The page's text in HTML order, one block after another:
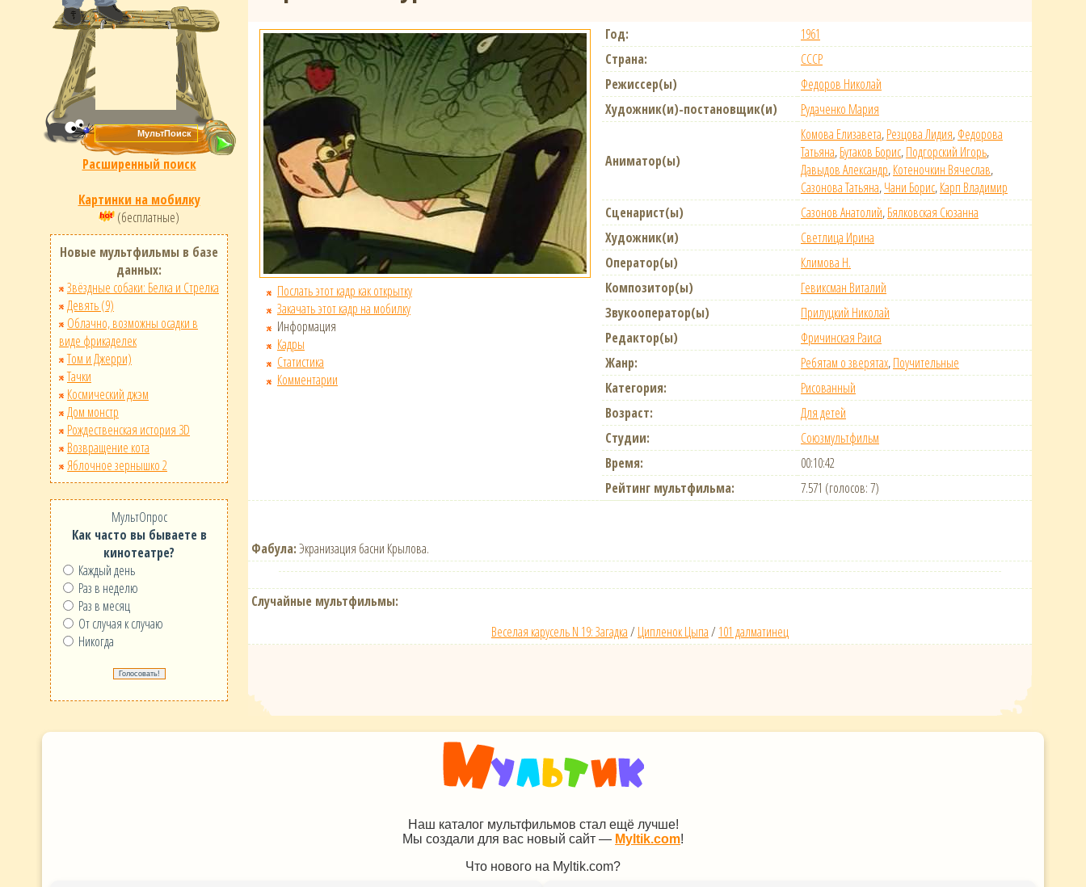
Расширенный поиск
Картинки на мобилку
(бесплатные)
Новые мультфильмы в базе
данных:
Звёздные собаки: Белка и Стрелка
Девять (9)
Облачно, возможны осадки в
виде фрикаделек
Том и Джерри)
Тачки
Космический джэм
Дом монстр
Рождественская история 3D
Возвращение кота
Яблочное зернышко 2
МультОпрос
Как часто вы бываете в
кинотеатре?
Каждый день
Раз в неделю
Раз в месяц
От случая к случаю
Никогда
Послать этот кадр как открытку
Закачать этот кадр на мобилку
Информация
Кадры
Статистика
Комментарии
Год:
1961
Страна:
СССР
Режиссер(ы)
Федоров Николай
Художник(и)-постановщик(и)
Рудаченко Мария
Аниматор(ы)
Комова Елизавета,Резцова Лидия,Федорова
Татьяна,Бутаков Борис,Подгорский Игорь,
Давыдов Александр,Котеночкин Вячеслав,
Сазонова Татьяна,Чани Борис,Карп Владимир
Сценарист(ы)
Сазонов Анатолий,Бялковская Сюзанна
Художник(и)
Светлица Ирина
Оператор(ы)
Климова Н.
Композитор(ы)
Гевиксман Виталий
Звукооператор(ы)
Прилуцкий Николай
Редактор(ы)
Фричинская Раиса
Жанр:
Ребятам о зверятах,Поучительные
Категория:
Рисованный
Возраст:
Для детей
Студии:
Союзмультфильм
Время:
00:10:42
Рейтинг мультфильма:
7.571 (голосов: 7)
Фабула:Экранизация басни Крылова.
Случайные мультфильмы:
Веселая карусель N 19: Загадка/ Ципленок Цыпа/ 101 далматинец
Наш каталог мультфильмов стал ещё лучше!
Мы создали для вас новый сайт — Myltik.com!
Что нового на Myltik.com?